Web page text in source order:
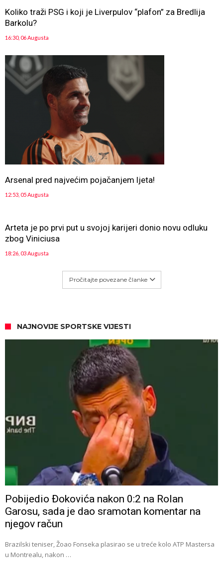
Koliko traži PSG i koji je Liverpulov “plafon” za Bredlija
Barkolu?
16:30, 06 Augusta
Arsenal pred najvećim pojačanjem ljeta!
12:53, 05 Augusta
Arteta je po prvi put u svojoj karijeri donio novu odluku
zbog Viniciusa
18:26, 03 Augusta
Pročitajte povezane članke
NAJNOVIJE SPORTSKE VIJESTI
Pobijedio Đokovića nakon 0:2 na Rolan
Garosu, sada je dao sramotan komentar na
njegov račun
Brazilski teniser, Žoao Fonseka plasirao se u treće kolo ATP Mastersa
u Montrealu, nakon …